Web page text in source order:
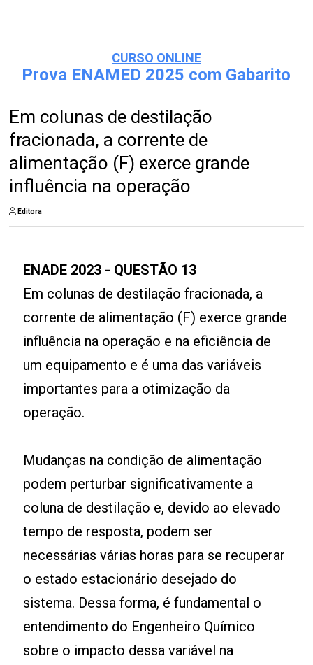
CURSO ONLINE
Prova ENAMED 2025 com Gabarito
Em colunas de destilação
fracionada, a corrente de
alimentação (F) exerce grande
influência na operação
Editora
ENADE 2023 - QUESTÃO 13
Em colunas de destilação fracionada, a
corrente de alimentação (F) exerce grande
influência na operação e na eficiência de
um equipamento e é uma das variáveis
importantes para a otimização da
operação.
Mudanças na condição de alimentação
podem perturbar significativamente a
coluna de destilação e, devido ao elevado
tempo de resposta, podem ser
necessárias várias horas para se recuperar
o estado estacionário desejado do
sistema. Dessa forma, é fundamental o
entendimento do Engenheiro Químico
sobre o impacto dessa variável na